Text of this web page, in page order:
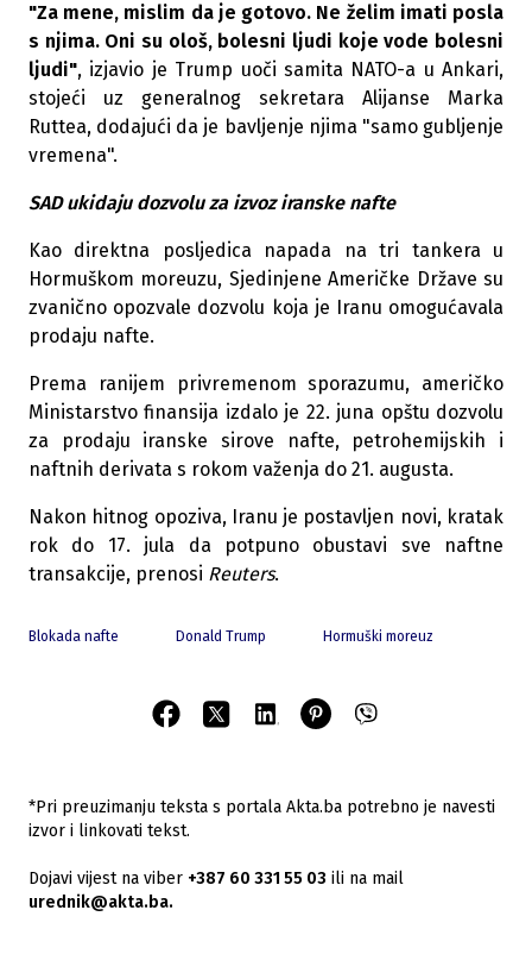
"Za mene, mislim da je gotovo. Ne želim imati posla
s njima. Oni su ološ, bolesni ljudi koje vode bolesni
ljudi", izjavio je Trump uoči samita NATO-a u Ankari,
stojeći uz generalnog sekretara Alijanse Marka
Ruttea, dodajući da je bavljenje njima "samo gubljenje
vremena".
SAD ukidaju dozvolu za izvoz iranske nafte
Kao direktna posljedica napada na tri tankera u
Hormuškom moreuzu, Sjedinjene Američke Države su
zvanično opozvale dozvolu koja je Iranu omogućavala
prodaju nafte.
Prema ranijem privremenom sporazumu, američko
Ministarstvo finansija izdalo je 22. juna opštu dozvolu
za prodaju iranske sirove nafte, petrohemijskih i
naftnih derivata s rokom važenja do 21. augusta.
Nakon hitnog opoziva, Iranu je postavljen novi, kratak
rok do 17. jula da potpuno obustavi sve naftne
transakcije, prenosi Reuters.
Blokada nafte Donald Trump Hormuški moreuz
*Pri preuzimanju teksta s portala Akta.ba potrebno je navesti
izvor i linkovati tekst.
Dojavi vijest na viber +387 60 331 55 03 ili na mail
urednik@akta.ba.